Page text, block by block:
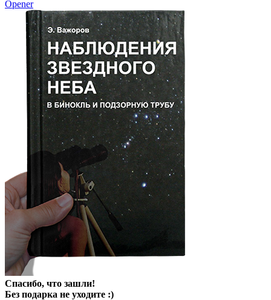
Opener
Спасибо, что зашли!
Без подарка не уходите :)